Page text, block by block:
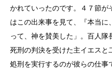
かれていったのです。４７節
はこの出来事を見て、『本当
って、神を賛美した」。百人隊
死刑の判決を受けた主イエス
処刑を実行するのが彼らの仕